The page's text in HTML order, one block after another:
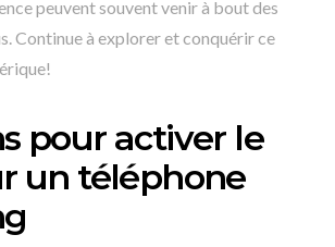
peuvent souvent venir à bout des
Continue à explorer et conquérir ce
pour activer le
un téléphone